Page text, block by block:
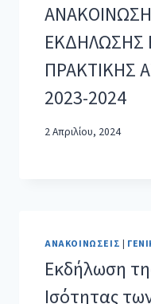
ΕΚΔΗΛΩΣΗΣ
ΠΡΑΚΤΙΚΗΣ
2023-2024
2 Απριλίου, 2024
ΑΝΑΚΟΙΝΏΣΕΙΣ
Eκδήλωση
Ισότητας